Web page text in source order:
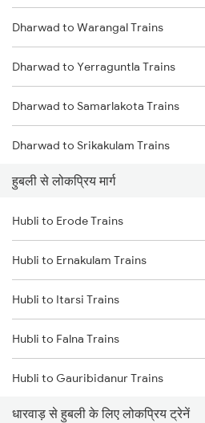
Dharwad to Warangal Trains
Dharwad to Yerraguntla Trains
Dharwad to Samarlakota Trains
Dharwad to Srikakulam Trains
Dharwad to Falna Trains
Dharwad to Valsad Trains
Dharwad to Bhadrachalam Trains
Dharwad to Rajahmundry Trains
हुबली से लोकप्रिय मार्ग
Hubli to Erode Trains
Hubli to Ernakulam Trains
Hubli to Itarsi Trains
Hubli to Falna Trains
Hubli to Gauribidanur Trains
Hubli to Gadag Trains
धारवाड़ से हुबली के लिए लोकप्रिय ट्रेनें